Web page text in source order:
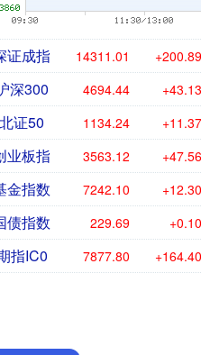
证成指 14311.01 +200.89
深300 4694.44 +43.13
北证50 1134.24 +11.37
业板指 3563.12 +47.56
金指数 7242.10 +12.30
债指数 229.69 +0.10
指IC0 7877.80 +164.40